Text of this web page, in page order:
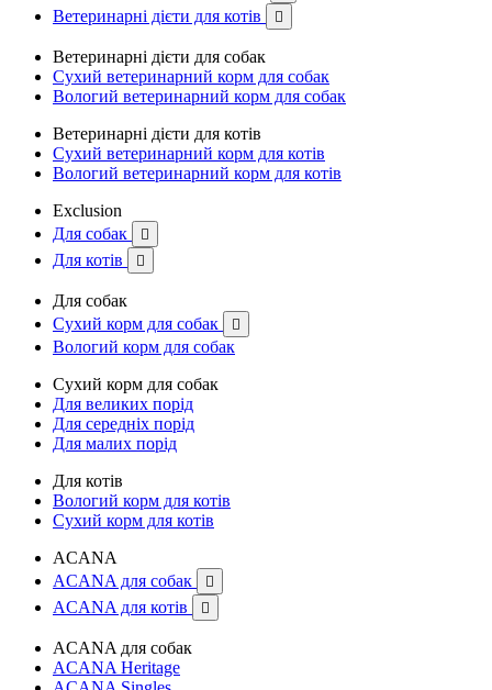
Ветеринарні дієти для котів 
Ветеринарні дієти для собак
Сухий ветеринарний корм для собак
Вологий ветеринарний корм для собак
Ветеринарні дієти для котів
Сухий ветеринарний корм для котів
Вологий ветеринарний корм для котів
Exclusion
Для собак

Для котів 
Для собак
Сухий корм для собак

Вологий корм для собак
Сухий корм для собак
Для великих порід
Для середніх порід
Для малих порід
Для котів
Вологий корм для котів
Сухий корм для котів
ACANA
ACANA для собак

ACANA для котів 
ACANA для собак
ACANA Heritage